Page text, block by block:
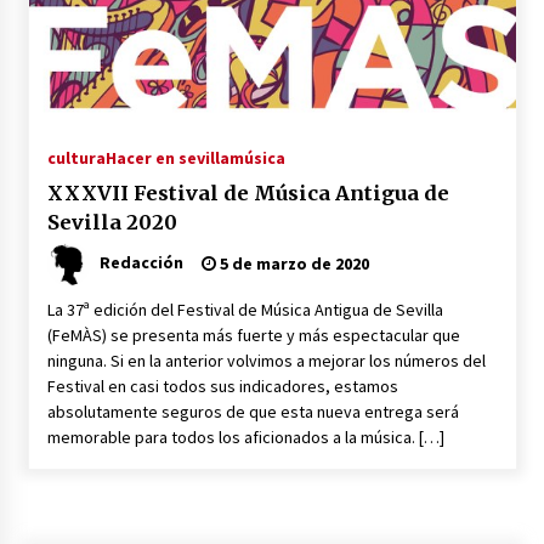
7 de mayo de 2022
Los farolillos de la Feria de Sevilla se
repondrán cuando desaparezca el riesgo de
4 de mayo de 2022
Muere el cardenal Carlos Amigo Vallejo
Todos los cortes de tráfico por la Feria de
Sevilla 2022: del jueves 28 de abril al 8 de mayo
26 de abril de 2022
El cultivo casero de marihuana deja sin luz dos
meses a 256 familias en Sevilla
culturaHacer en sevillamúsica
XXXVII Festival de Música Antigua de
Sevilla 2020
Redacción 5 de marzo de 2020
La 37ª edición del Festival de Música Antigua de Sevilla
(FeMÀS) se presenta más fuerte y más espectacular que
ninguna. Si en la anterior volvimos a mejorar los números del
Festival en casi todos sus indicadores, estamos
absolutamente seguros de que esta nueva entrega será
memorable para todos los aficionados a la música. […]